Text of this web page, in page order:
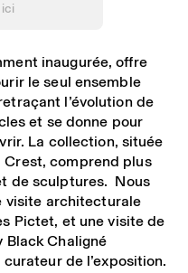
inaugurée, offre
le seul ensemble
l’évolution de
et se donne pour
La collection, située
comprend plus
de sculptures. Nous
visite architecturale
Pictet, et une visite de
Black Chaligné
de l’exposition.